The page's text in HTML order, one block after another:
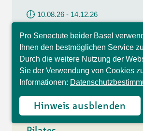
10.08.26 - 14.12.26
09:30 - 10:30 Uhr
Belchenstrasse 15, Basel
CHF 170.00
17 Lektionen
Pilates / Kurs
Pro Senectute beider Basel
Ihnen den bestmöglichen Service
Durch die weitere Nutzung der
Sie der Verwendung von Cookies
Informationen:
Hinweis ausblenden
Hallo, ich bin
beantworte